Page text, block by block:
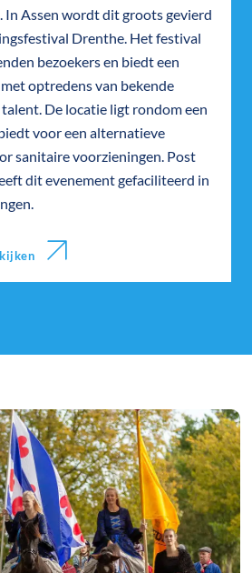
In Assen wordt dit groots gevierd
Drenthe. Het festival
bezoekers en biedt een
optredens van bekende
De locatie ligt rondom een
voor een alternatieve
sanitaire voorzieningen. Post
dit evenement gefaciliteerd in